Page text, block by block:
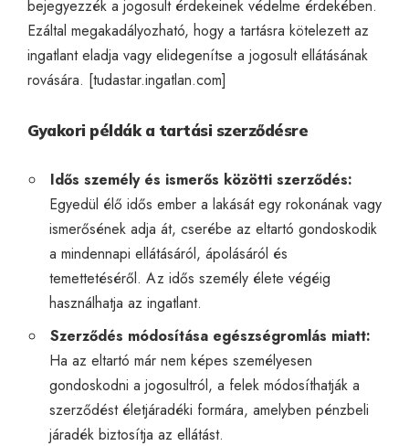
bejegyezzék a jogosult érdekeinek védelme érdekében.
Ezáltal megakadályozható, hogy a tartásra kötelezett az
ingatlant eladja vagy elidegenítse a jogosult ellátásának
rovására. [tudastar.ingatlan.com]
Gyakori példák a tartási szerződésre
Idős személy és ismerős közötti szerződés:
Egyedül élő idős ember a lakását egy rokonának vagy
ismerősének adja át, cserébe az eltartó gondoskodik
a mindennapi ellátásáról, ápolásáról és
temettetéséről. Az idős személy élete végéig
használhatja az ingatlant.
Szerződés módosítása egészségromlás miatt:
Ha az eltartó már nem képes személyesen
gondoskodni a jogosultról, a felek módosíthatják a
szerződést életjáradéki formára, amelyben pénzbeli
járadék biztosítja az ellátást.